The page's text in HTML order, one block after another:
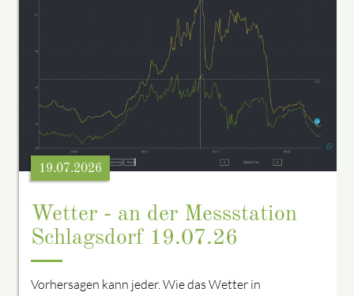
Wetter - an der Messstation
Schlagsdorf 19.07.26
19.07.2026
Vorhersagen kann jeder. Wie das Wetter in